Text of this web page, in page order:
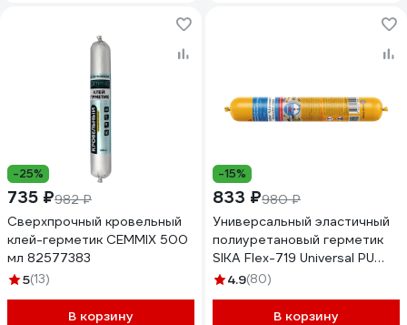
-25%
735 ₽982 ₽
Сверхпрочный кровельный
клей-герметик CEMMIX 500
мл 82577383
5(13)
В корзину
-15%
833 ₽980 ₽
Универсальный эластичный
полиуретановый герметик
SIKA Flex-719 Universal PU
серый 600мл. 732365
4.9(80)
В корзину